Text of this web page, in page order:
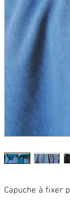
Capuche à fixer